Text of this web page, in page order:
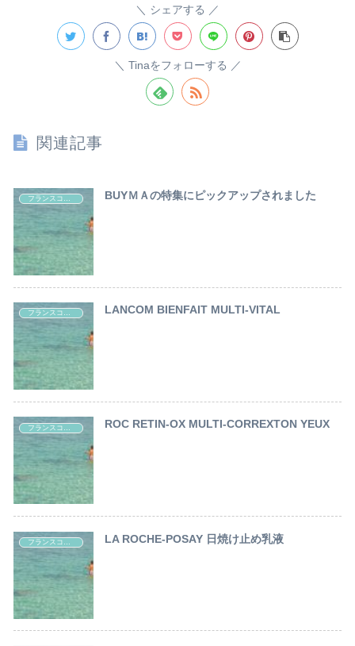
シェアする
Tinaをフォローする
関連記事
フランスコスメ レポート BUYＭＡの特集にピックアップされました
フランスコスメ レポート LANCOM BIENFAIT MULTI-VITAL
ROC RETIN-OX MULTI-CORREXTON YEUX
LA ROCHE-POSAY 日焼け止め乳液